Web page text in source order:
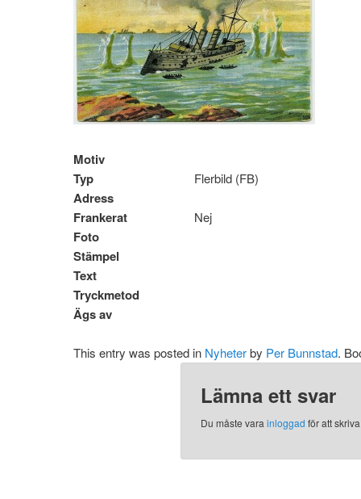
Motiv
Typ
Flerbild (FB)
Adress
Frankerat
Nej
Foto
Stämpel
Text
Tryckmetod
Ägs av
This entry was posted in Nyheterby Per Bunnstad.
Lämna ett svar
Du måste varainloggad för att